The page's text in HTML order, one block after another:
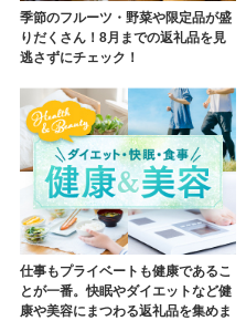
季節のフルーツ・野菜や限定品が盛
りだくさん！8月までの返礼品を見
逃さずにチェック！
仕事もプライベートも健康であるこ
とが一番。快眠やダイエットなど健
康や美容にまつわる返礼品を集めま